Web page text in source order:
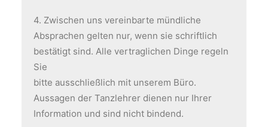
4. Zwischen uns vereinbarte mündliche
Absprachen gelten nur, wenn sie schriftlich
bestätigt sind. Alle vertraglichen Dinge regeln
Sie
bitte ausschließlich mit unserem Büro.
Aussagen der Tanzlehrer dienen nur Ihrer
Information und sind nicht bindend.